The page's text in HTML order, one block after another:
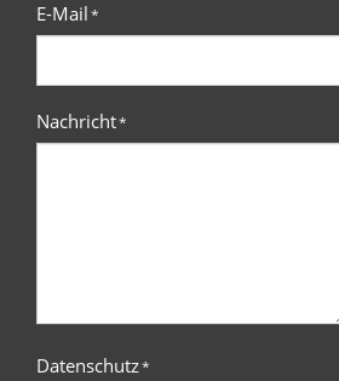
E-Mail*
Nachricht*
Datenschutz*